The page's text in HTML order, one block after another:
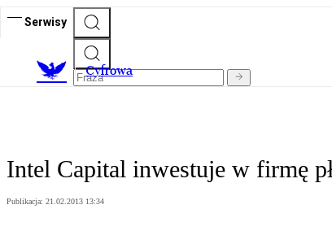
Serwisy
Cyfrowa
Intel Capital inwestuje w firmę
Publikacja: 21.02.2013 13:34